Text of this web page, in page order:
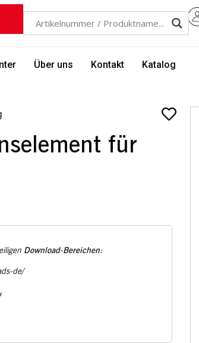
Über uns Kontakt Katalog
für
Download-Bereichen:
de/